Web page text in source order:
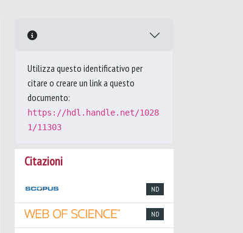
Utilizza questo identificativo per
citare o creare un link a questo
documento:
https://hdl.handle.net/1028
1/11303
Citazioni
ND
ND